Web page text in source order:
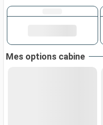
Mes options cabine